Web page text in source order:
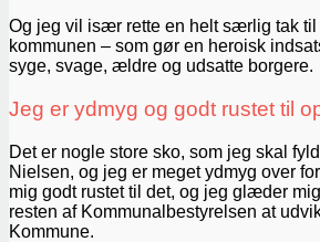
Og jeg vil især rette en helt særlig tak
kommunen – som gør en heroisk
syge, svage, ældre og udsatte borgere.
Jeg er ydmyg og godt rustet til
Det er nogle store sko, som jeg skal
Nielsen, og jeg er meget ydmyg over
mig godt rustet til det, og jeg glæder
resten af Kommunalbestyrelsen at
Kommune.